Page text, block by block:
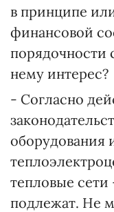
в принципе
финансовой
порядочности
нему интерес?
- Согласно
оборудования
тепловые сети
подлежат. Не